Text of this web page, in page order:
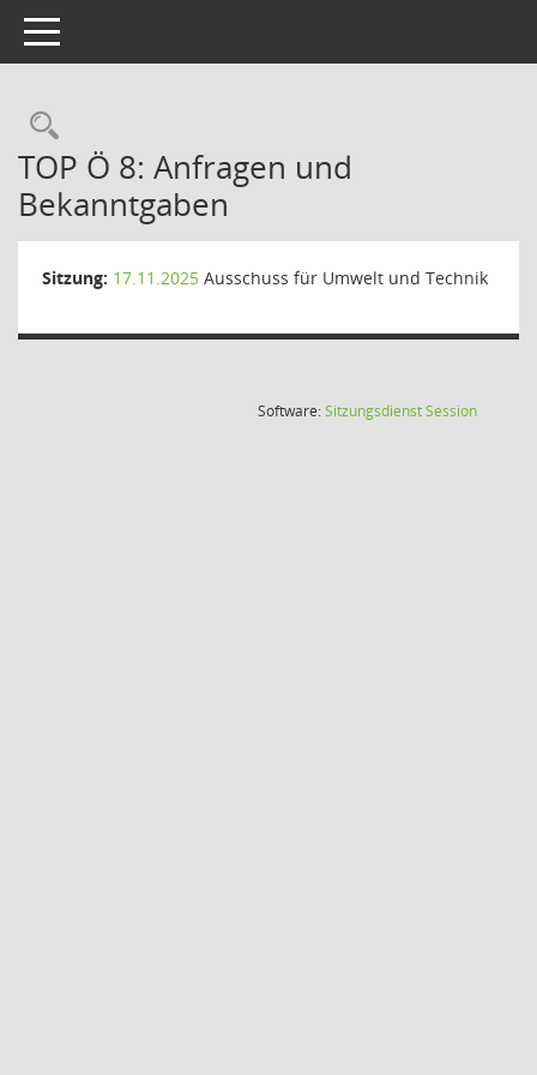
Toggle navigation
Rechercheauswahl
TOP Ö 8: Anfragen und
Bekanntgaben
Sitzung: 17.11.2025 Ausschuss für Umwelt und Technik
Software:SitzungsdienstSession(Wird in